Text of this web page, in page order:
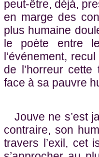
peut-être, déjà,
en marge des
plus humaine
le poète entre
l’événement,
de l’horreur cette
face à sa pauvre
Jouve ne s’est
contraire, son
travers l’exil, cet